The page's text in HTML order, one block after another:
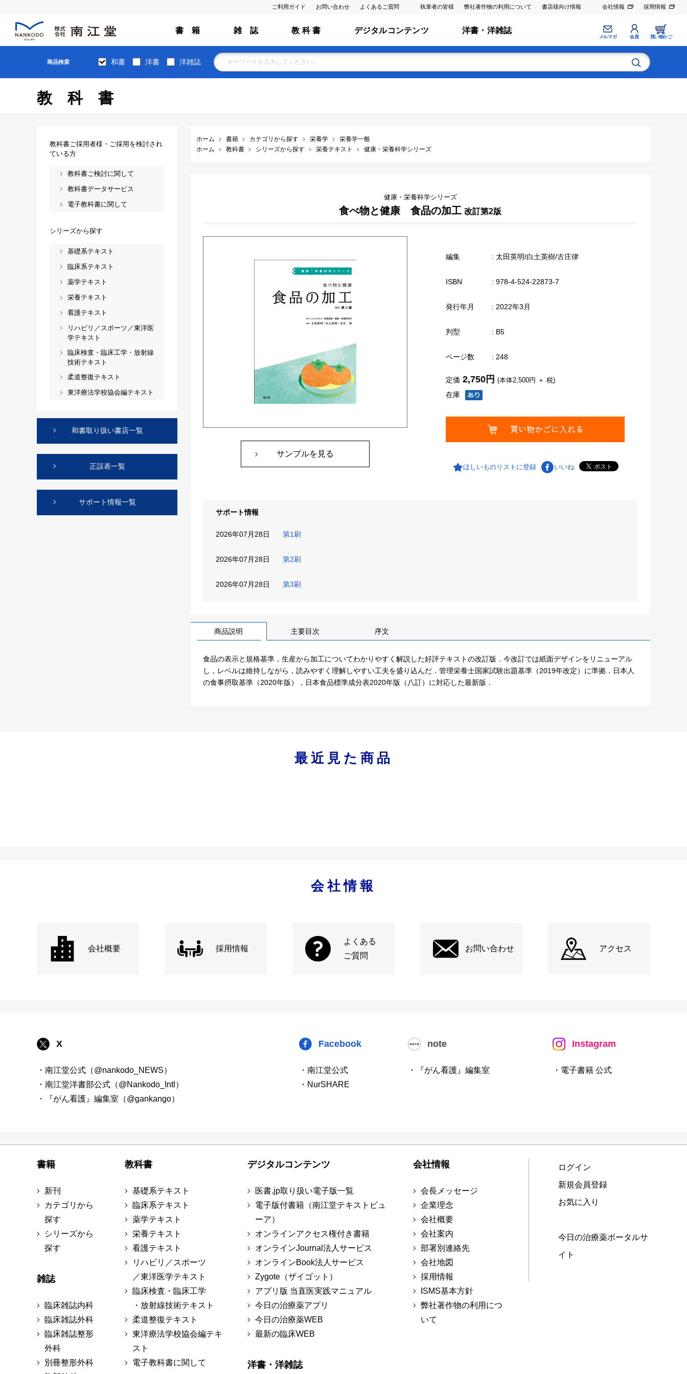
ご利用ガイド お問い合わせ よくあるご質問 執筆者の皆様 弊社著作物の利用について 書店様向け情報 会社情報 採用情報
書 籍 雑 誌 教 科 書 デジタルコンテンツ 洋書・洋雑誌
メルマガ 会員 買い物かご
商品検索 和書 洋書 洋雑誌
教科書
ホーム 書籍 カテゴリから探す 栄養学
栄養学一般
ホーム
教科書 シリーズから探す 栄養テキスト 健康・栄養科学シリーズ
健康・栄養科学シリーズ
食べ物と健康 食品の加工 改訂第2版
サンプルを見る
編集 : 太田英明/白土英樹/古庄律
ISBN : 978-4-524-22873-7
発行年月 : 2022年3月
判型 : B5
ページ数 : 248
在庫
定価 2,750円 (本体2,500円 ＋ 税)
ほしいものリストに登録 いいね
サポート情報
2026年07月28日 第1刷
2026年07月28日 第2刷
2026年07月28日 第3刷
商品説明 主要目次 序文
食品の表示と規格基準，生産から加工についてわかりやすく解説した好評テキストの改訂版．今改訂では紙面デザインをリニューアル
し，レベルは維持しながら，読みやすく理解しやすい工夫を盛り込んだ．管理栄養士国家試験出題基準（2019年改定）に準拠．日本人
の食事摂取基準（2020年版），日本食品標準成分表2020年版（八訂）に対応した最新版．
教科書ご採用者様・ご採用を検討され
ている方
教科書ご検討に関して
教科書データサービス
電子教科書に関して
シリーズから探す
基礎系テキスト
臨床系テキスト
薬学テキスト
栄養テキスト
看護テキスト
リハビリ／スポーツ／東洋医
学テキスト
臨床検査・臨床工学・放射線
技術テキスト
柔道整復テキスト
東洋療法学校協会編テキスト
和書取り扱い書店一覧
正誤表一覧
サポート情報一覧
最近見た商品
会社情報
会社概要 採用情報
よくある
ご質問
お問い合わせ アクセス
X
・南江堂公式（@nankodo_NEWS）
・南江堂洋書部公式（@Nankodo_Intl）
・『がん看護』編集室（@gankango）
Facebook
・南江堂公式
・NurSHARE
note
・『がん看護』編集室
Instagram
・電子書籍 公式
書籍
新刊
カテゴリから
探す
シリーズから
探す
雑誌
臨床雑誌内科
臨床雑誌外科
臨床雑誌整形
外科
別冊整形外科
教科書
基礎系テキスト
臨床系テキスト
薬学テキスト
栄養テキスト
看護テキスト
リハビリ／スポーツ
／東洋医学テキスト
臨床検査・臨床工学
・放射線技術テキスト
柔道整復テキスト
東洋療法学校協会編テキ
スト
電子教科書に関して
デジタルコンテンツ
医書.jp取り扱い電子版一覧
電子版付書籍（南江堂テキストビュ
ーア）
オンラインアクセス権付き書籍
オンラインJournal法人サービス
オンラインBook法人サービス
Zygote（ザイゴット）
アプリ版 当直医実践マニュアル
今日の治療薬アプリ
今日の治療薬WEB
最新の臨床WEB
洋書・洋雑誌
会社情報
会長メッセージ
企業理念
会社概要
会社案内
部署別連絡先
会社地図
採用情報
ISMS基本方針
弊社著作物の利用につ
いて
ログイン
新規会員登録
お気に入り
今日の治療薬ポータルサ
イト